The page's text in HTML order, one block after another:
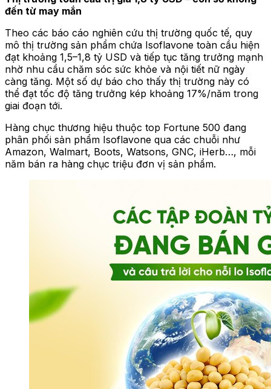
đến từ may mắn
Theo các báo cáo nghiên cứu thị trường quốc tế, quy
mô thị trường sản phẩm chứa Isoflavone toàn cầu hiện
đạt khoảng 1,5–1,8 tỷ USD và tiếp tục tăng trưởng mạnh
nhờ nhu cầu chăm sóc sức khỏe và nội tiết nữ ngày
càng tăng. Một số dự báo cho thấy thị trường này có
thể đạt tốc độ tăng trưởng kép khoảng 17%/năm trong
giai đoạn tới.
Hàng chục thương hiệu thuộc top Fortune 500 đang
phân phối sản phẩm Isoflavone qua các chuỗi như
Amazon, Walmart, Boots, Watsons, GNC, iHerb…, mỗi
năm bán ra hàng chục triệu đơn vị sản phẩm.